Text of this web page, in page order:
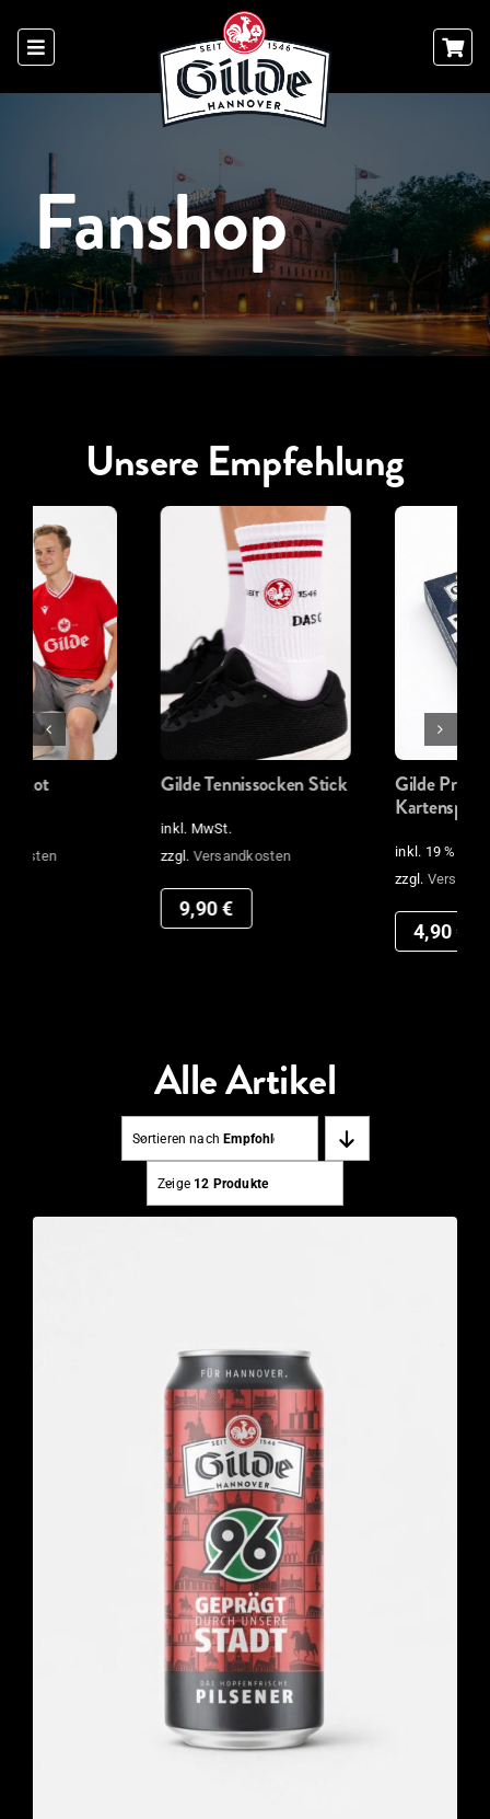
content
Fanshop
Unsere Empfehlung
Gilde Tennissocken Stick
zzgl.
Versandkosten
Gilde Prost das
inkl. 19 % MwSt.
Versandkosten
Alle Artikel
Sortieren nachEmpfohlen
Zeige 12 Produkte